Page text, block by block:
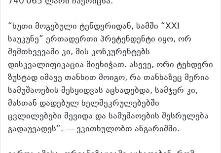
“ხუთი მოგებული ტენდერიდან, სამში “XXI
საუკუნე” ერთადერთი პრეტენდენტი იყო, ორ
შემთხვევაში კი, მის კონკურენტებს
დისკვალიფიკაცია მიენიჭათ. ასევე, ორი ტენდერი
ზუსტად იმავე თანხით მოიგო, რა თანხაზეც მერია
სამუშაოების შესყიდვას აცხადებდა, სამჯერ კი,
მასთან დადებულ ხელშეკრულებებში
ცვლილებები შევიდა და სამუშაოების შესრულება
გადაუვადეს”. — ვკითხულობთ ანგარიშში.